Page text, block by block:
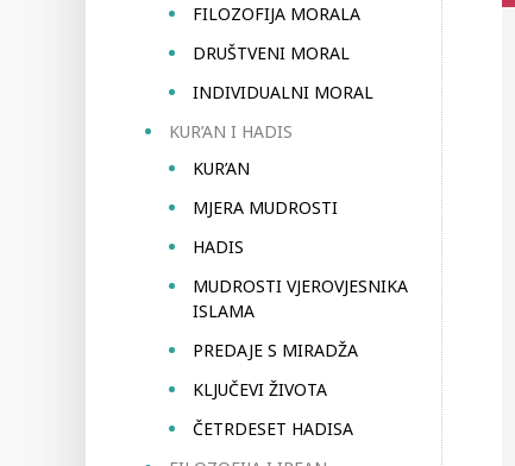
FILOZOFIJA MORALA
DRUŠTVENI MORAL
INDIVIDUALNI MORAL
KUR’AN I HADIS
KUR’AN
MJERA MUDROSTI
HADIS
MUDROSTI VJEROVJESNIKA
ISLAMA
PREDAJE S MIRADŽA
KLJUČEVI ŽIVOTA
ČETRDESET HADISA